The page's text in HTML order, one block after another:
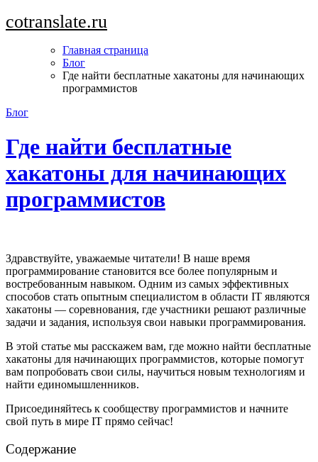
Перейти
к
cotranslate.ru
Главная страница
Блог
Где найти бесплатные хакатоны для начинающих
программистов
Блог
Где найти бесплатные
хакатоны для начинающих
программистов
Здравствуйте, уважаемые читатели! В наше время
программирование становится все более популярным и
востребованным навыком. Одним из самых эффективных
способов стать опытным специалистом в области IT являются
хакатоны — соревнования, где участники решают различные
задачи и задания, используя свои навыки программирования.
В этой статье мы расскажем вам, где можно найти бесплатные
хакатоны для начинающих программистов, которые помогут
вам попробовать свои силы, научиться новым технологиям и
найти единомышленников.
Присоединяйтесь к сообществу программистов и начните
свой путь в мире IT прямо сейчас!
Содержание